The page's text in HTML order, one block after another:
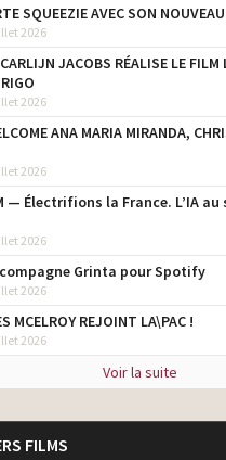
SQUEEZIE AVEC SON
2026
JACOBS RÉALISE LE FILM
2026
ANA MARIA MIRANDA,
2026
— Électrifions la France. L’IA au
2026
Grinta pour Spotify
2026
MCELROY REJOINT LA\PAC !
2026
Voir la suite
FILMS